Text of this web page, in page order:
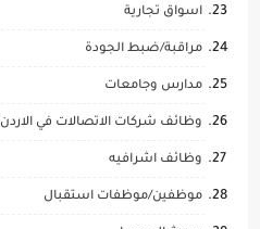
اسواق تجارية
مراقبة/ضبط الجودة
مدارس وجامعات
وظائف شركات الاتصالات في الاردن
وظائف اشرافيه
موظفين/موظفات استقبال